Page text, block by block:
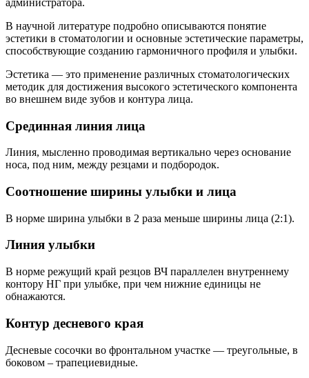
В научной литературе подробно описываются понятие
эстетики в стоматологии и основные эстетические параметры,
способствующие созданию гармоничного профиля и улыбки.
Эстетика — это применение различных стоматологических
методик для достижения высокого эстетического компонента
во внешнем виде зубов и контура лица.
Срединная линия лица
Линия, мысленно проводимая вертикально через основание
носа, под ним, между резцами и подбородок.
Соотношение ширины улыбки и лица
В норме ширина улыбки в 2 раза меньше ширины лица (2:1).
Линия улыбки
В норме режущий край резцов ВЧ параллелен внутреннему
контору НГ при улыбке, при чем нижние единицы не
обнажаются.
Контур десневого края
Десневые сосочки во фронтальном участке — треугольные, в
боковом – трапециевидные.